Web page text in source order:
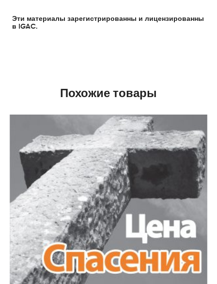
Эти материалы зарегистрированны и лицензированны
в IGAC.
Похожие товары